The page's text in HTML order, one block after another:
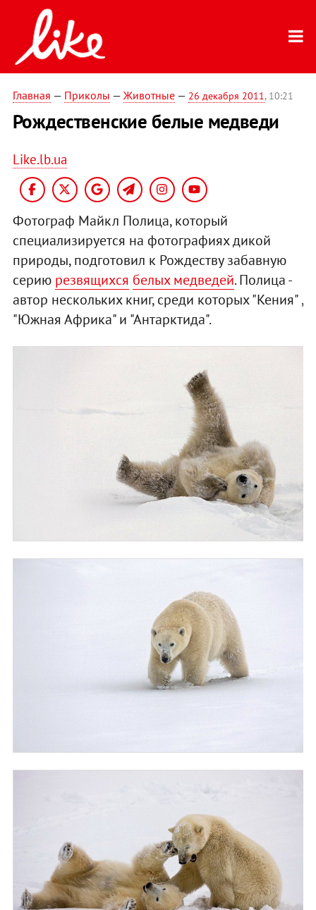
Главная — Приколы — Животные— 26 декабря 2011, 10:21
Рождественские белые медведи
Like.lb.ua
Фотограф Майкл Полица, который
специализируется на фотографиях дикой
природы, подготовил к Рождеству забавную
серию резвящихся белых медведей. Полица -
автор нескольких книг, среди которых "Кения" ,
"Южная Африка" и "Антарктида".